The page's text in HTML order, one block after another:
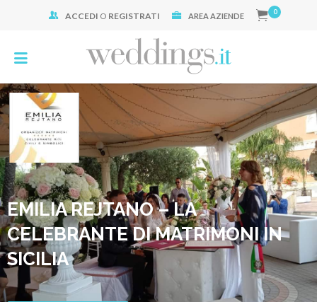
ACCEDI O REGISTRATI AREA AZIENDE 0
EMILIA REJTANO – LA
CELEBRANTE DI MATRIMONI IN
SICILIA